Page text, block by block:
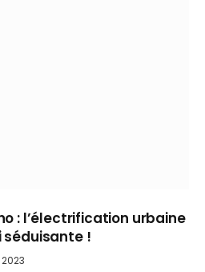
: l’électrification urbaine
séduisante !